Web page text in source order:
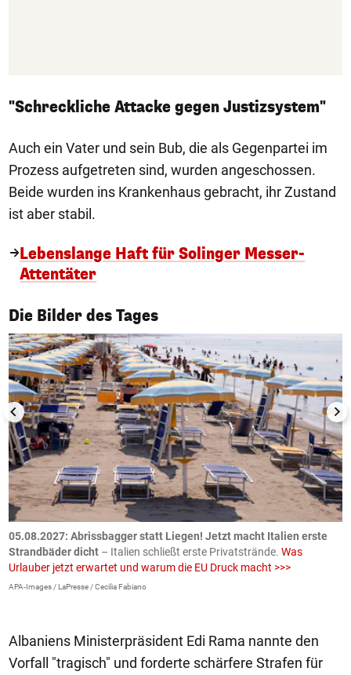
"Schreckliche Attacke gegen Justizsystem"
Auch ein Vater und sein Bub, die als Gegenpartei im
Prozess aufgetreten sind, wurden angeschossen.
Beide wurden ins Krankenhaus gebracht, ihr Zustand
ist aber stabil.
Lebenslange Haft für Solinger Messer-
Attentäter
Die Bilder des Tages
1/50
05.08.2027: Abrissbagger statt Liegen! Jetzt macht Italien erste
Strandbäder dicht – Italien schließt erste Privatstrände. Was
Urlauber jetzt erwartet und warum die EU Druck macht >>>
APA-Images / LaPresse / Cecilia Fabiano
Albaniens Ministerpräsident Edi Rama nannte den
Vorfall "tragisch" und forderte schärfere Strafen für